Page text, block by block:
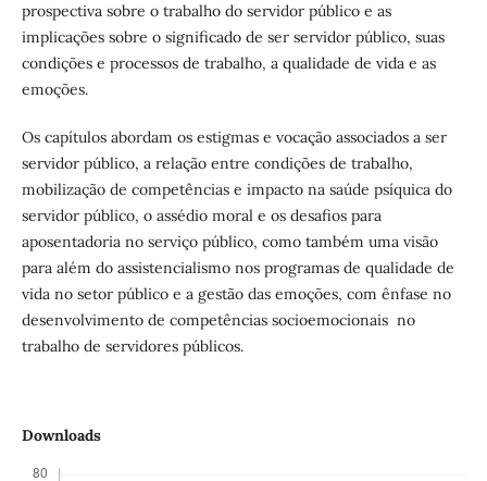
prospectiva sobre o trabalho do servidor público e as
implicações sobre o significado de ser servidor público, suas
condições e processos de trabalho, a qualidade de vida e as
emoções.
Os capítulos abordam os estigmas e vocação associados a ser
servidor público, a relação entre condições de trabalho,
mobilização de competências e impacto na saúde psíquica do
servidor público, o assédio moral e os desafios para
aposentadoria no serviço público, como também uma visão
para além do assistencialismo nos programas de qualidade de
vida no setor público e a gestão das emoções, com ênfase no
desenvolvimento de competências socioemocionais no
trabalho de servidores públicos.
Downloads